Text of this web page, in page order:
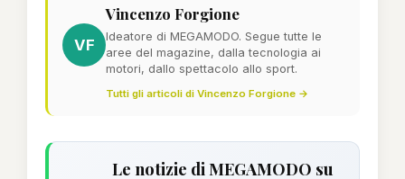
VF
Vincenzo Forgione
Ideatore di MEGAMODO. Segue tutte le
aree del magazine, dalla tecnologia ai
motori, dallo spettacolo allo sport.
Tutti gli articoli di Vincenzo Forgione →
Le notizie di MEGAMODO su